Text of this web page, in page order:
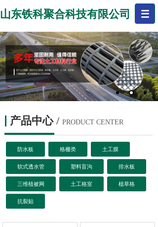
山东铁科聚合科技有限公司
产品中心/ PRODUCT CENTER
防水板 格栅类 土工膜
软式透水管 塑料盲沟 排水板
三维植被网 土工格室 植草格
抗裂贴